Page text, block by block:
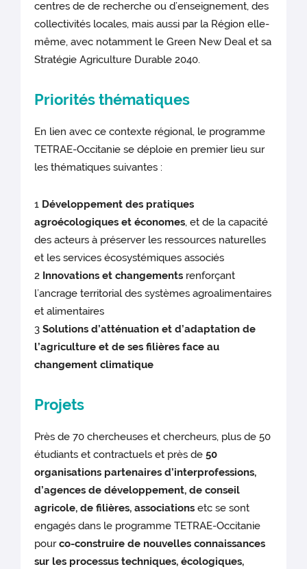
centres de de recherche ou d’enseignement, des
collectivités locales, mais aussi par la Région elle-
même, avec notamment le Green New Deal et sa
Stratégie Agriculture Durable 2040.
Priorités thématiques
En lien avec ce contexte régional, le programme
TETRAE-Occitanie se déploie en premier lieu sur
les thématiques suivantes :
1 Développement des pratiques
agroécologiques et économes, et de la capacité
des acteurs à préserver les ressources naturelles
et les services écosystémiques associés
2 Innovations et changements renforçant
l’ancrage territorial des systèmes agroalimentaires
et alimentaires
3Solutions d’atténuation et d’adaptation de
l’agriculture et de ses filières face au
changement climatique
Projets
Près de 70 chercheuses et chercheurs, plus de 50
étudiants et contractuels et près de50
organisations partenaires d’interprofessions,
d’agences de développement, de conseil
agricole, de filières, associations etc se sont
engagés dans le programme TETRAE-Occitanie
pourco-construire de nouvelles connaissances
sur les processus techniques, écologiques,